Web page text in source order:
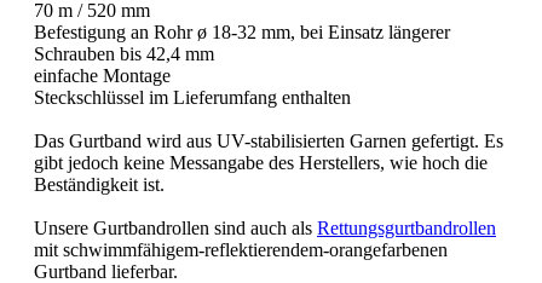
70 m / 520 mm
Befestigung an Rohr ø 18-32 mm, bei Einsatz längerer
Schrauben bis 42,4 mm
einfache Montage
Steckschlüssel im Lieferumfang enthalten
Das Gurtband wird aus UV-stabilisierten Garnen gefertigt. Es
gibt jedoch keine Messangabe des Herstellers, wie hoch die
Beständigkeit ist.
Unsere Gurtbandrollen sind auch als Rettungsgurtbandrollen
mit schwimmfähigem-reflektierendem-orangefarbenen
Gurtband lieferbar.